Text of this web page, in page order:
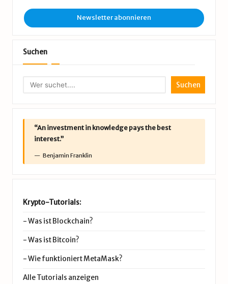
Newsletter abonnieren
Suchen
Suchen
“An investment in knowledge pays the best
interest.”
Benjamin Franklin
Krypto-Tutorials:
-Was ist Blockchain?
-Was ist Bitcoin?
-Wie funktioniert MetaMask?
Alle Tutorials anzeigen